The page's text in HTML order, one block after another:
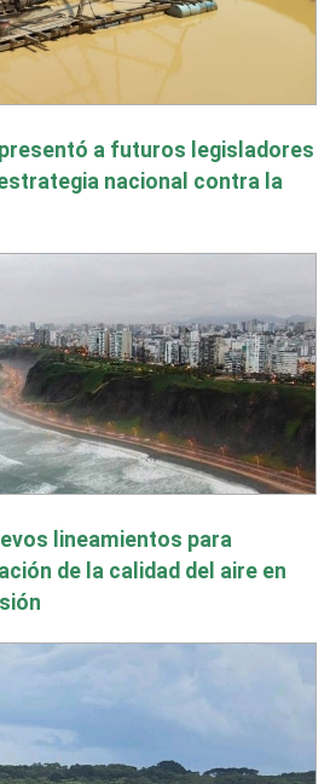
a futuros legisladores
nacional contra la
lineamientos para
de la calidad del aire en